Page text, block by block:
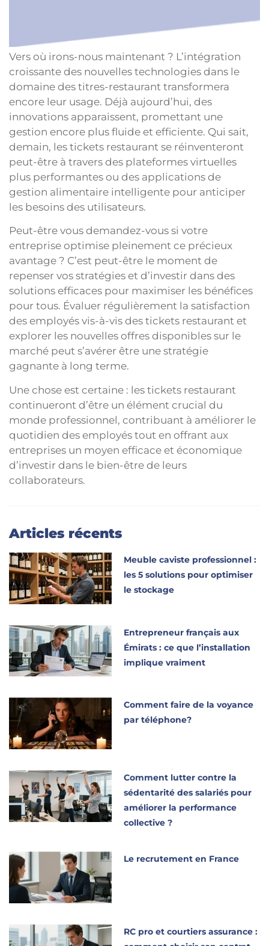
Vers où irons-nous maintenant ? L’intégration
croissante des nouvelles technologies dans le
domaine des titres-restaurant transformera
encore leur usage. Déjà aujourd’hui, des
innovations apparaissent, promettant une
gestion encore plus fluide et efficiente. Qui sait,
demain, les tickets restaurant se réinventeront
peut-être à travers des plateformes virtuelles
plus performantes ou des applications de
gestion alimentaire intelligente pour anticiper
les besoins des utilisateurs.
Peut-être vous demandez-vous si votre
entreprise optimise pleinement ce précieux
avantage ? C’est peut-être le moment de
repenser vos stratégies et d’investir dans des
solutions efficaces pour maximiser les bénéfices
pour tous. Évaluer régulièrement la satisfaction
des employés vis-à-vis des tickets restaurant et
explorer les nouvelles offres disponibles sur le
marché peut s’avérer être une stratégie
gagnante à long terme.
Une chose est certaine : les tickets restaurant
continueront d’être un élément crucial du
monde professionnel, contribuant à améliorer le
quotidien des employés tout en offrant aux
entreprises un moyen efficace et économique
d’investir dans le bien-être de leurs
collaborateurs.
Articles récents
Meuble caviste professionnel :
les 5 solutions pour optimiser
le stockage
Entrepreneur français aux
Émirats : ce que l’installation
implique vraiment
Comment faire de la voyance
par téléphone?
Comment lutter contre la
sédentarité des salariés pour
améliorer la performance
collective ?
Le recrutement en France
RC pro et courtiers assurance :